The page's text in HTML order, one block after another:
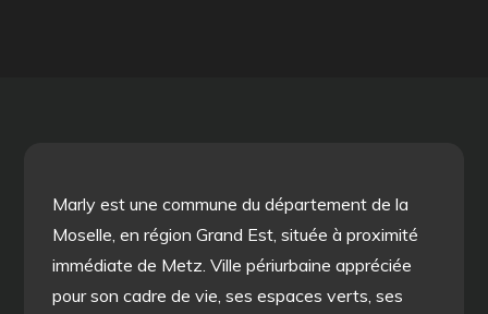
Marly est une commune du département de la
Moselle, en région Grand Est, située à proximité
immédiate de Metz. Ville périurbaine appréciée
pour son cadre de vie, ses espaces verts, ses